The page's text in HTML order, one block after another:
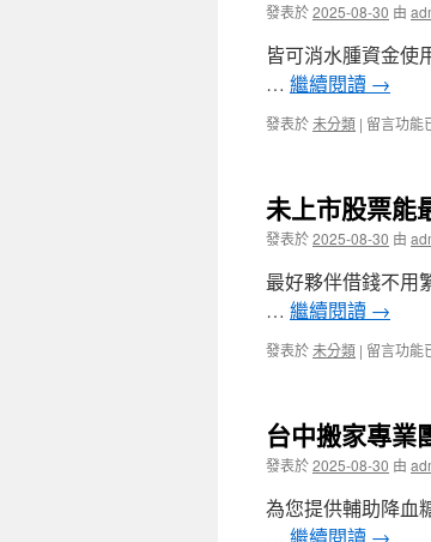
發表於2025-08-30 由
皆可消水腫資金使
… 繼續閱讀 →
發表於未分類 | 在
家
公
司
有
找
到
石
片
的
多
荷
重
留言功能
未上市股票能
發表於2025-08-30 由
最好夥伴借錢不用
… 繼續閱讀 →
發表於未分類 | 在
股
票
能
最
好
留言功能
台中搬家專業
發表於2025-08-30 由
為您提供輔助降血
… 繼續閱讀 →